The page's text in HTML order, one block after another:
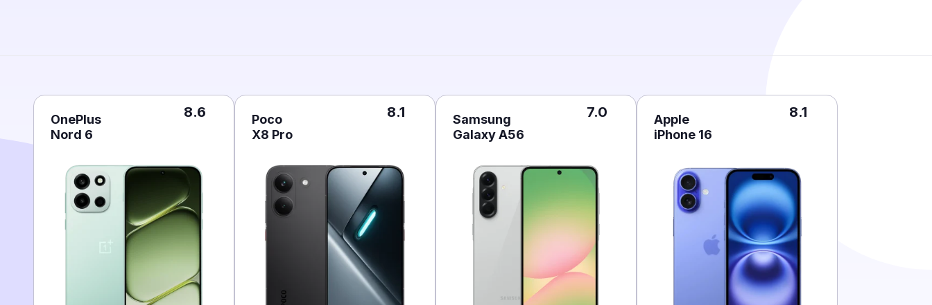
OnePlus
Nord 6
8.6
Poco
X8 Pro
8.1
Samsung
Galaxy A56
7.0
Apple
iPhone 16
8.1